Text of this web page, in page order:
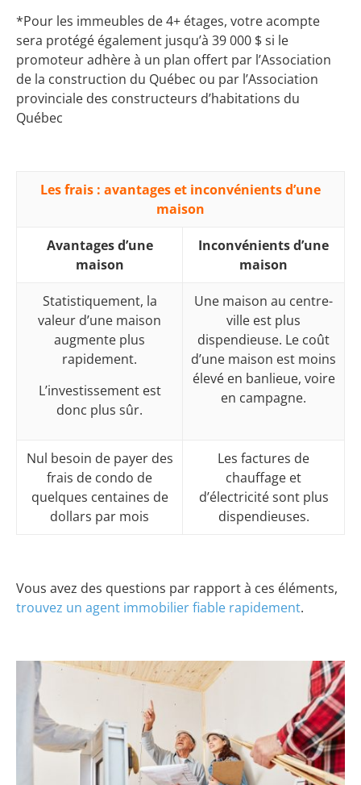
*Pour les immeubles de 4+ étages, votre acompte
sera protégé également jusqu’à 39 000 $ si le
promoteur adhère à un plan offert par l’Association
de la construction du Québec ou par l’Association
provinciale des constructeurs d’habitations du
Québec
Les frais : avantages et inconvénients d’une
maison
Avantages d’une
maison
Inconvénients d’une
maison
Statistiquement, la
valeur d’une maison
augmente plus
rapidement.
L’investissement est
donc plus sûr.
Une maison au centre-
ville est plus
dispendieuse. Le coût
d’une maison est moins
élevé en banlieue, voire
en campagne.
Nul besoin de payer des
frais de condo de
quelques centaines de
dollars par mois
Les factures de
chauffage et
d’électricité sont plus
dispendieuses.
Vous avez des questions par rapport à ces éléments,
trouvez un agent immobilier fiable rapidement.